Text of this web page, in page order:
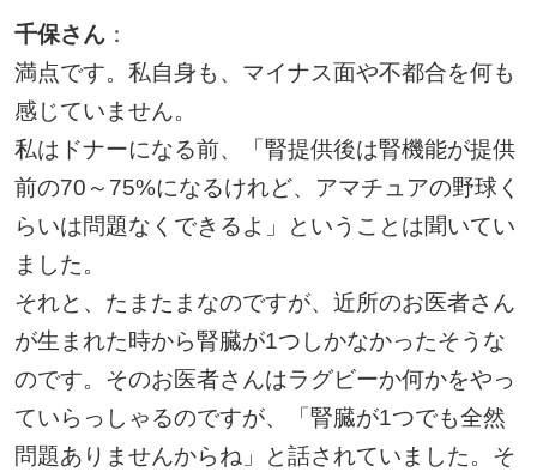
千保さん：
満点です。私自身も、マイナス面や不都合を何も
感じていません。
私はドナーになる前、「腎提供後は腎機能が提供
前の70～75%になるけれど、アマチュアの野球く
らいは問題なくできるよ」ということは聞いてい
ました。
それと、たまたまなのですが、近所のお医者さん
が生まれた時から腎臓が1つしかなかったそうな
のです。そのお医者さんはラグビーか何かをやっ
ていらっしゃるのですが、「腎臓が1つでも全然
問題ありませんからね」と話されていました。そ